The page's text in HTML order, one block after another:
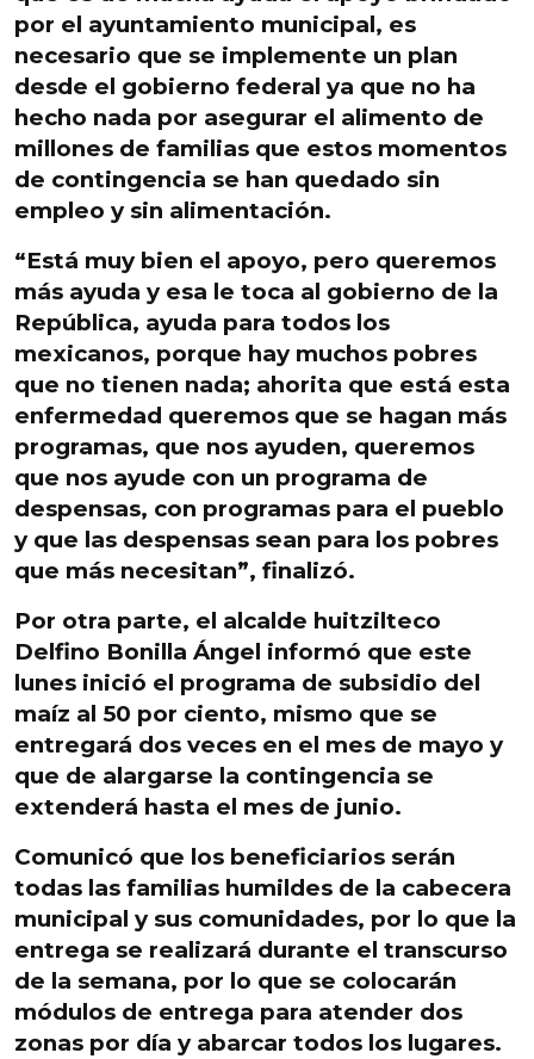
por el ayuntamiento municipal, es
necesario que se implemente un plan
desde el gobierno federal ya que no ha
hecho nada por asegurar el alimento de
millones de familias que estos momentos
de contingencia se han quedado sin
empleo y sin alimentación.
“Está muy bien el apoyo, pero queremos
más ayuda y esa le toca al gobierno de la
República, ayuda para todos los
mexicanos, porque hay muchos pobres
que no tienen nada; ahorita que está esta
enfermedad queremos que se hagan más
programas, que nos ayuden, queremos
que nos ayude con un programa de
despensas, con programas para el pueblo
y que las despensas sean para los pobres
que más necesitan”, finalizó.
Por otra parte, el alcalde huitzilteco
Delfino Bonilla Ángel informó que este
lunes inició el programa de subsidio del
maíz al 50 por ciento, mismo que se
entregará dos veces en el mes de mayo y
que de alargarse la contingencia se
extenderá hasta el mes de junio.
Comunicó que los beneficiarios serán
todas las familias humildes de la cabecera
municipal y sus comunidades, por lo que la
entrega se realizará durante el transcurso
de la semana, por lo que se colocarán
módulos de entrega para atender dos
zonas por día y abarcar todos los lugares.